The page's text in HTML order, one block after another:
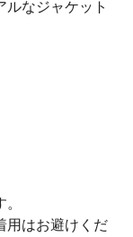
ルなジャケット
用はお避けくだ